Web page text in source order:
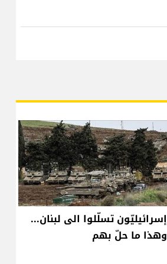
إسرائيليّون تسلّلوا الى لبنان...
وهذا ما حلّ بهم